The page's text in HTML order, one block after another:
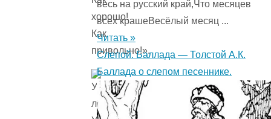
хорошо!
Как
привольно!».
весь на русский край,Что месяцев
всех крашеВесёлый месяц ...
Читать »
Слепой. Баллада — Толстой А.К.
Баллада о слепом песеннике.